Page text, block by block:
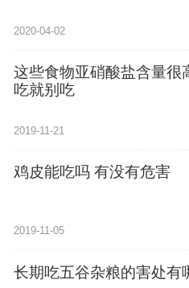
2020-04-02
这些食物亚硝酸盐含量很
吃就别吃
2019-11-21
鸡皮能吃吗 有没有危害
2019-11-05
长期吃五谷杂粮的害处有